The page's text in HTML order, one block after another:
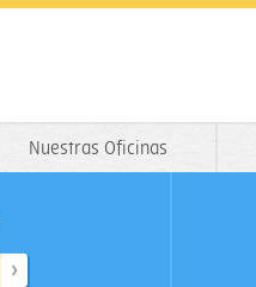
Nuestras Oficinas